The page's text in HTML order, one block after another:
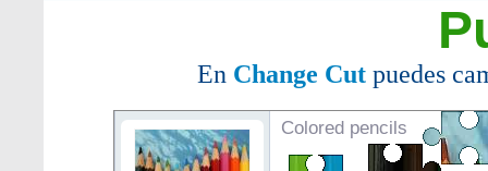
En Change Cutpuedes